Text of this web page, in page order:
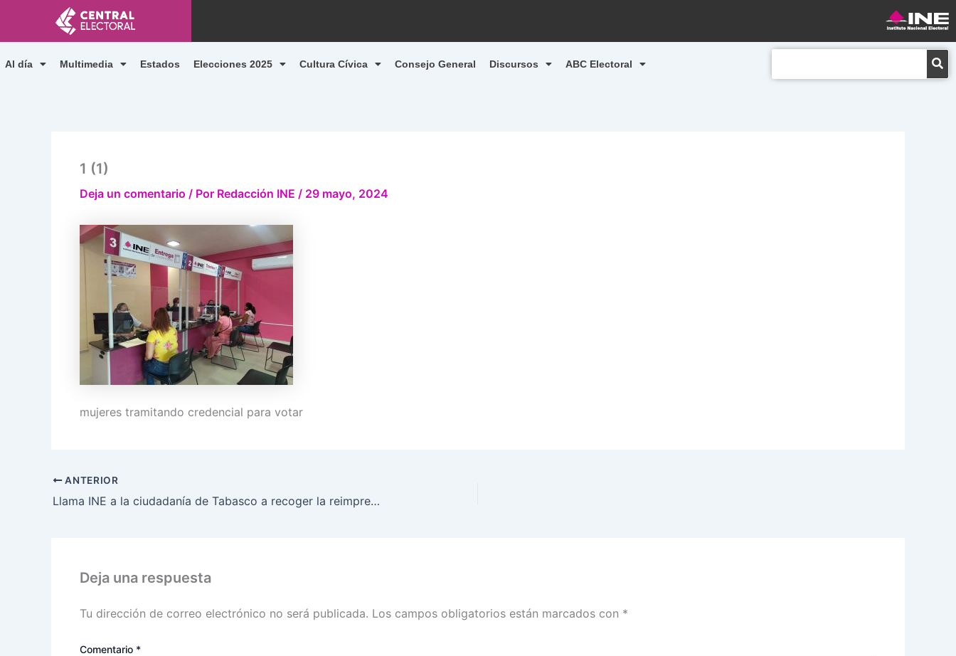
contenido
Al día Multimedia Estados Elecciones 2025 Cultura Cívica Consejo General Discursos ABC Electoral
1 (1)
Deja un comentario / Por Redacción INE / 29 mayo, 2024
mujeres tramitando credencial para votar
ANTERIOR
Llama INE a la ciudadanía de Tabasco a recoger la reimpresión de su credencial y poder votar el 2 de junio
Deja una respuesta
Tu dirección de correo electrónico no será publicada. Los campos obligatorios están marcados con *
Comentario *